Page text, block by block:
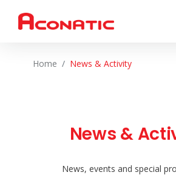
Home News & Activity
News &
News, events and special